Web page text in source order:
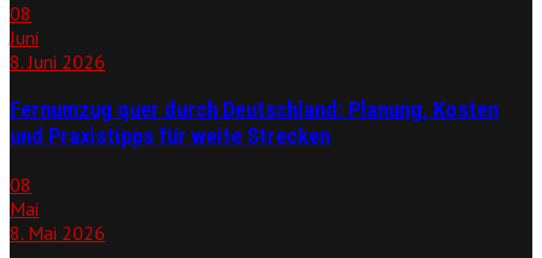
08
Juni
8. Juni 2026
Fernumzug quer durch Deutschland: Planung, Kosten
und Praxistipps für weite Strecken
08
Mai
8. Mai 2026